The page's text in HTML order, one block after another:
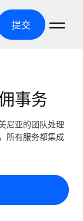
提交
事务
尼亚的团队处理
所有服务都集成